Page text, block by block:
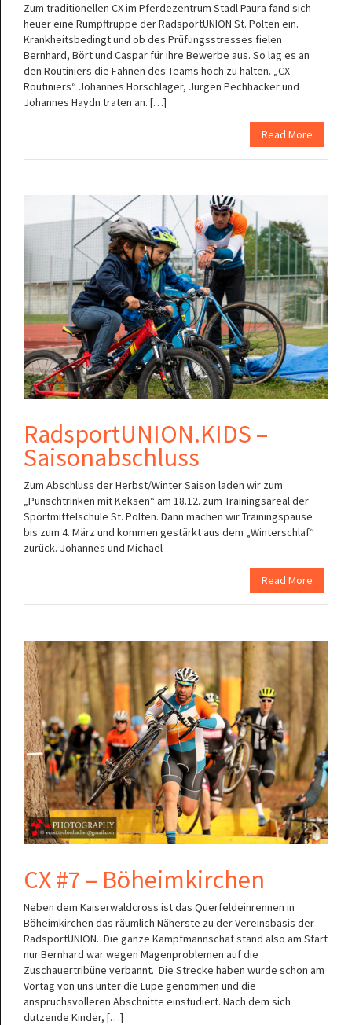
Zum traditionellen CX im Pferdezentrum Stadl Paura fand sich
heuer eine Rumpftruppe der RadsportUNION St. Pölten ein.
Krankheitsbedingt und ob des Prüfungsstresses fielen
Bernhard, Bört und Caspar für ihre Bewerbe aus. So lag es an
den Routiniers die Fahnen des Teams hoch zu halten. „CX
Routiniers“ Johannes Hörschläger, Jürgen Pechhacker und
Johannes Haydn traten an. […]
Read More
RadsportUNION.KIDS –
Saisonabschluss
Zum Abschluss der Herbst/Winter Saison laden wir zum
„Punschtrinken mit Keksen“ am 18.12. zum Trainingsareal der
Sportmittelschule St. Pölten. Dann machen wir Trainingspause
bis zum 4. März und kommen gestärkt aus dem „Winterschlaf“
zurück. Johannes und Michael
Read More
CX #7 – Böheimkirchen
Neben dem Kaiserwaldcross ist das Querfeldeinrennen in
Böheimkirchen das räumlich Näherste zu der Vereinsbasis der
RadsportUNION. Die ganze Kampfmannschaf stand also am Start
nur Bernhard war wegen Magenproblemen auf die
Zuschauertribüne verbannt. Die Strecke haben wurde schon am
Vortag von uns unter die Lupe genommen und die
anspruchsvolleren Abschnitte einstudiert. Nach dem sich
dutzende Kinder, […]